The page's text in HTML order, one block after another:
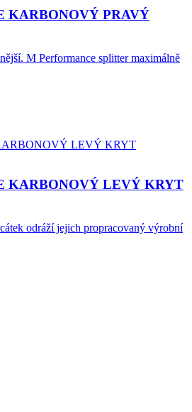
KARBONOVÝ PRAVÝ
M Performance splitter maximálně
KARBONOVÝ LEVÝ KRYT
odráží jejich propracovaný výrobní